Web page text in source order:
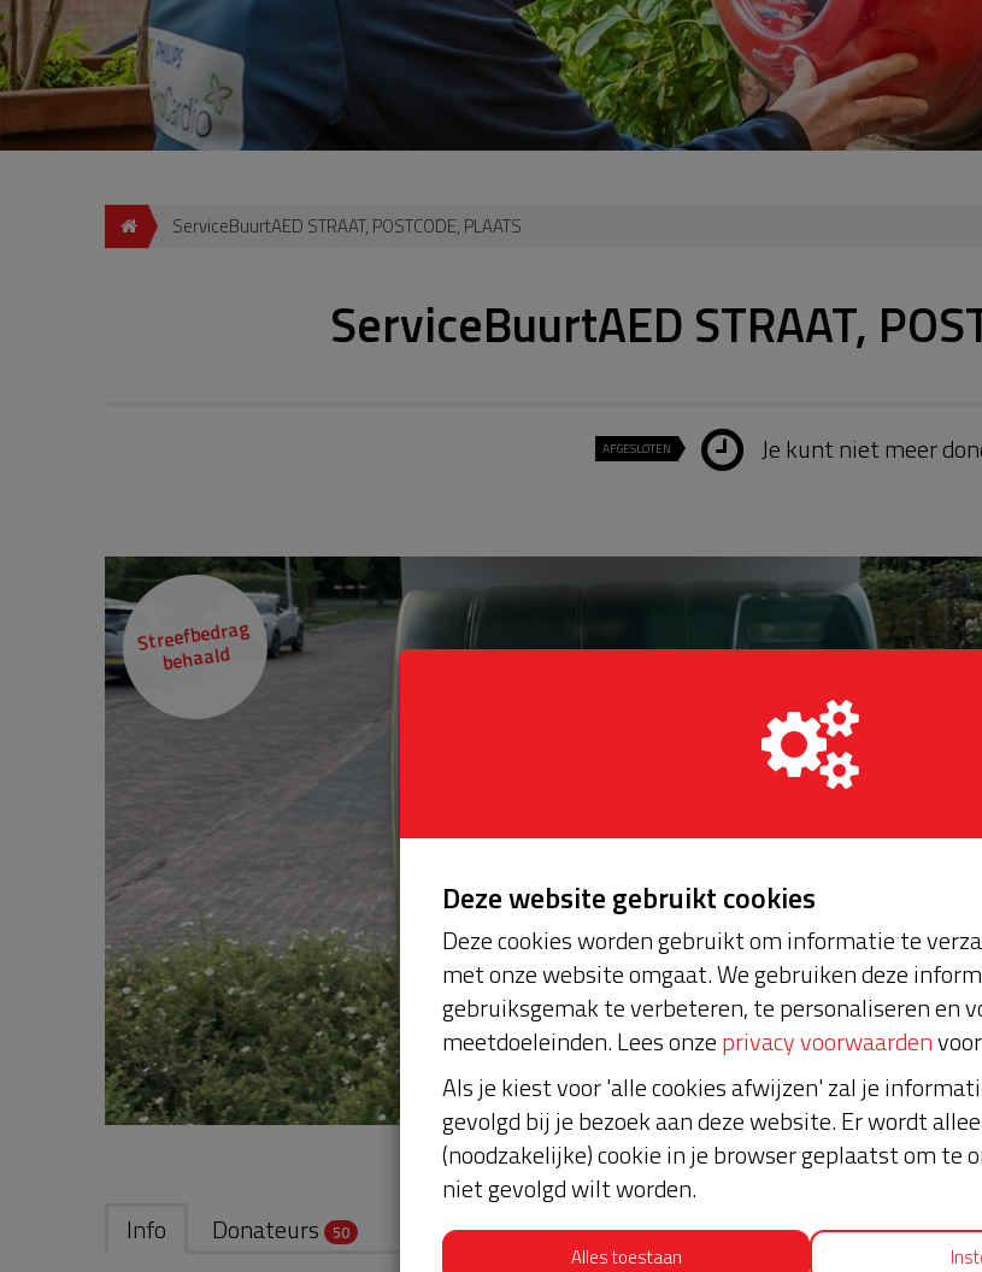
ServiceBuurtAED STRAAT, POSTCODE, PLAATS
ServiceBuurtAED STRAAT,
AFGESLOTEN Je kunt niet meer
Streefbedrag
behaald
Info Donateurs 50
Deze website gebruikt cookies
Deze cookies worden gebruikt om informatie te
met onze website omgaat. We gebruiken deze
gebruiksgemak te verbeteren, te personaliseren en
meetdoeleinden. Lees onzeprivacy voorwaarden
Als je kiest voor 'alle cookies afwijzen' zal je
gevolgd bij je bezoek aan deze website. Er wordt
(noodzakelijke) cookie in je browser geplaatst om te
niet gevolgd wilt worden.
Alles toestaan